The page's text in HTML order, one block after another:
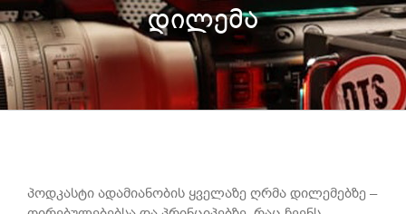
დილემა
პოდკასტი ადამიანობის ყველაზე ღრმა დილემებზე –